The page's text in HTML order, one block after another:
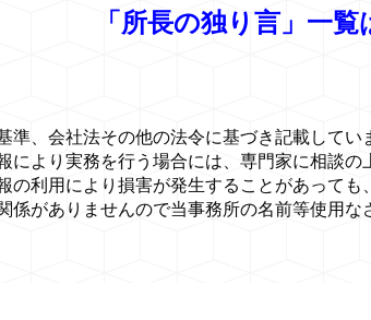
「所長の独り言」一
準、会社法その他の法令に基づき記載して
により実務を行う場合には、専門家に相談
の利用により損害が発生することがあって
がありませんので当事務所の名前等使用な